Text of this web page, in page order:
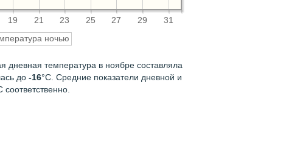
19 21 23 25 27 29 31
ночью
дневная температура в ноябре составляла
до -16°C. Средние показатели дневной и
соответственно.